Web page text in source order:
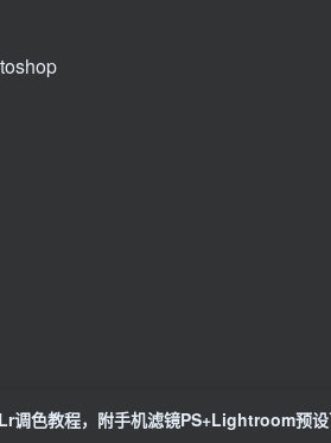
调色教程，附手机滤镜PS+Lightroom预设